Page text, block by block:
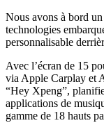
Nous avons à bord
technologies
personnalisable
Avec l’écran de 15
via Apple Carplay et
“Hey Xpeng”,
applications de
gamme de 18 hauts